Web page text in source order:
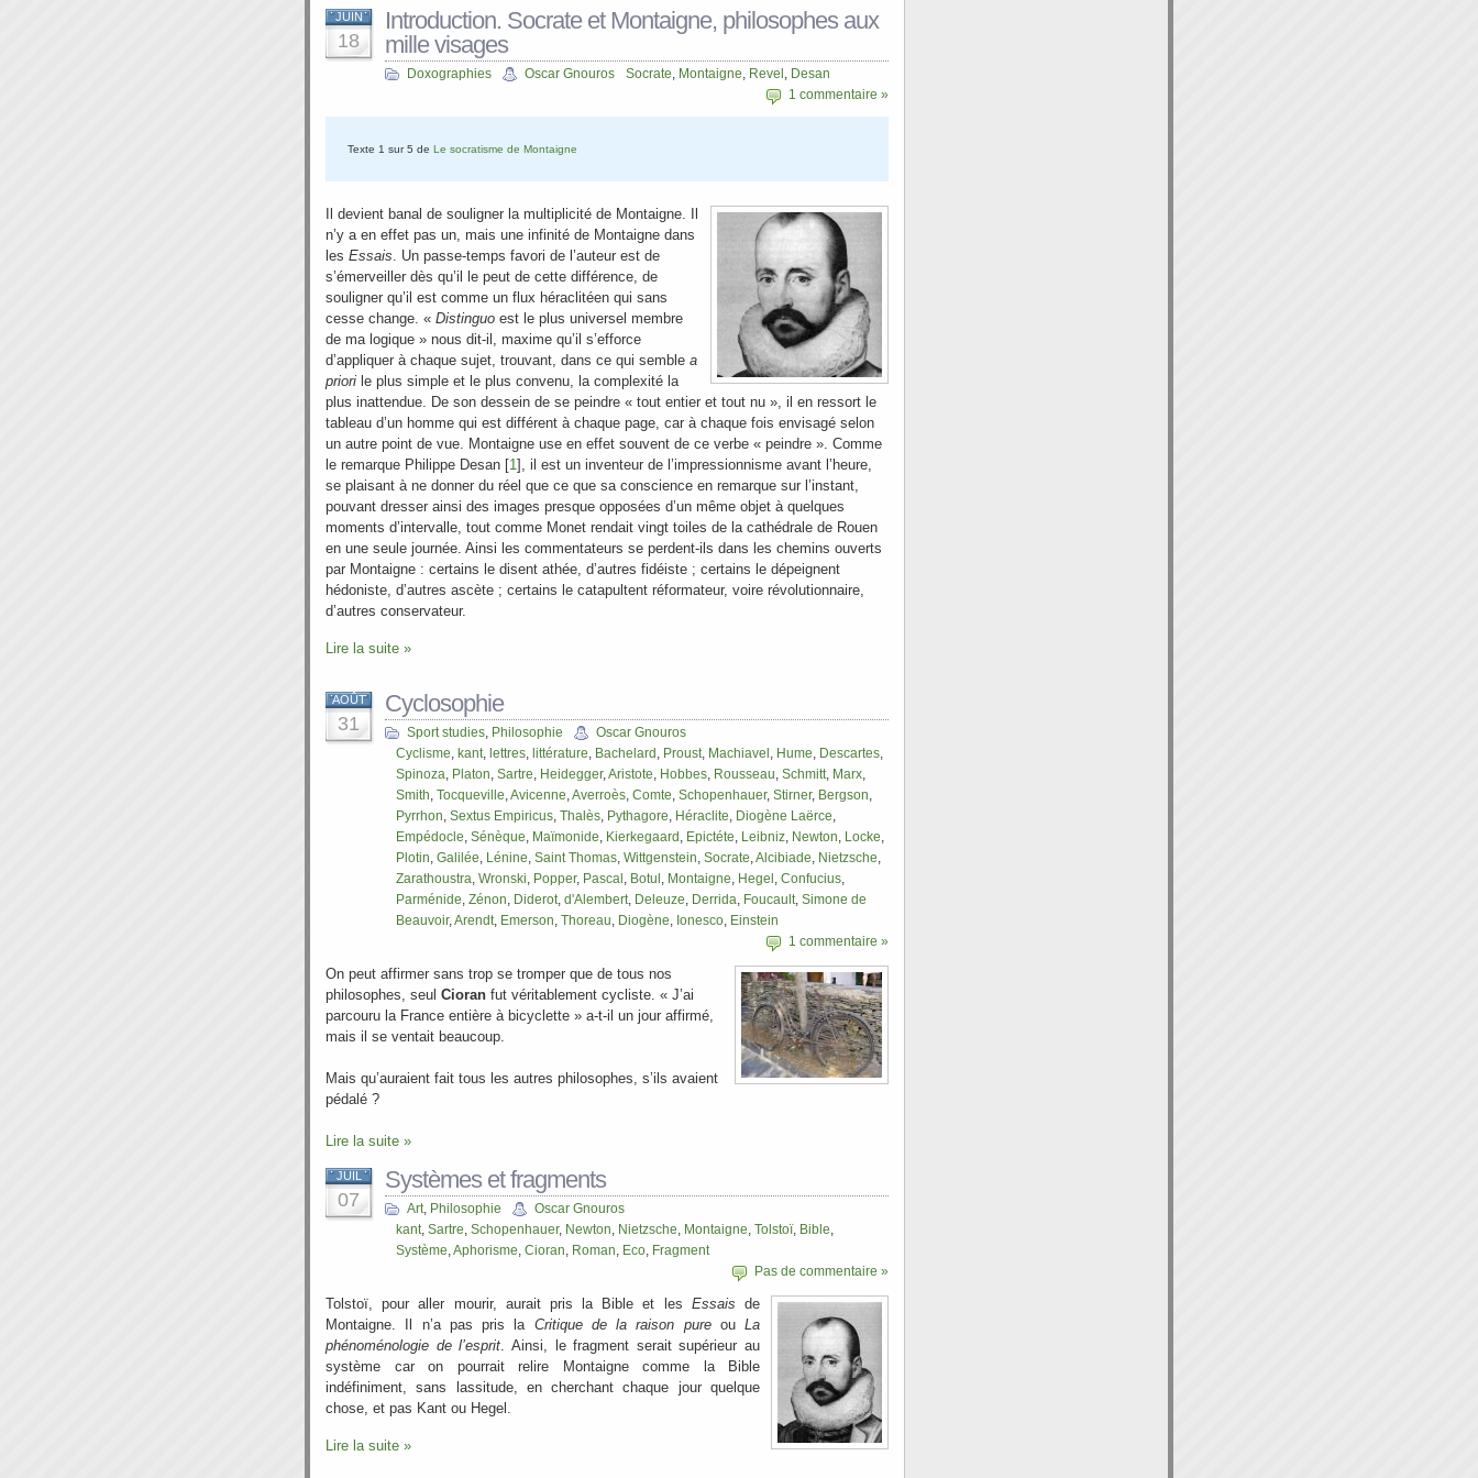
JUIN
18
Introduction. Socrate et Montaigne, philosophes aux
mille visages
Doxographies Oscar Gnouros Socrate, Montaigne, Revel , Desan
1 commentaire »
Texte 1 sur 5 de Le socratisme de Montaigne
Il devient banal de souligner la multiplicité de Montaigne. Il
n’y a en effet pas un, mais une infinité de Montaigne dans
les Essais. Un passe-temps favori de l’auteur est de
s’émerveiller dès qu’il le peut de cette différence, de
souligner qu’il est comme un flux héraclitéen qui sans
cesse change. « Distinguo est le plus universel membre
de ma logique » nous dit-il, maxime qu’il s’efforce
d’appliquer à chaque sujet, trouvant, dans ce qui semble a
priori le plus simple et le plus convenu, la complexité la
plus inattendue. De son dessein de se peindre « tout entier et tout nu », il en ressort le
tableau d’un homme qui est différent à chaque page, car à chaque fois envisagé selon
un autre point de vue. Montaigne use en effet souvent de ce verbe « peindre ». Comme
le remarque Philippe Desan [1], il est un inventeur de l’impressionnisme avant l’heure,
se plaisant à ne donner du réel que ce que sa conscience en remarque sur l’instant,
pouvant dresser ainsi des images presque opposées d’un même objet à quelques
moments d’intervalle, tout comme Monet rendait vingt toiles de la cathédrale de Rouen
en une seule journée. Ainsi les commentateurs se perdent-ils dans les chemins ouverts
par Montaigne : certains le disent athée, d’autres fidéiste ; certains le dépeignent
hédoniste, d’autres ascète ; certains le catapultent réformateur, voire révolutionnaire,
d’autres conservateur.
Lire la suite »
AOÛT
31
Cyclosophie
Sport studies, Philosophie
Oscar Gnouros
Cyclisme, kant, lettres, littérature, Bachelard , Proust, Machiavel , Hume, Descartes,
Spinoza, Platon, Sartre, Heidegger,Aristote, Hobbes, Rousseau, Schmitt, Marx,
Smith, Tocqueville,Avicenne,Averroès, Comte, Schopenhauer, Stirner, Bergson,
Pyrrhon, Sextus Empiricus, Thalès, Pythagore, Héraclite, Diogène Laërce,
Empédocle, Sénèque, Maïmonide, Kierkegaard , Epictéte, Leibniz, Newton, Locke,
Plotin, Galilée, Lénine, Saint Thomas, Wittgenstein, Socrate,Alcibiade, Nietzsche,
Zarathoustra, Wronski, Popper, Pascal , Botul , Montaigne, Hegel , Confucius,
Parménide, Zénon, Diderot, d'Alembert, Deleuze, Derrida, Foucault, Simone de
Beauvoir,Arendt, Emerson, Thoreau, Diogène, Ionesco, Einstein
1 commentaire »
On peut affirmer sans trop se tromper que de tous nos
philosophes, seul Cioran fut véritablement cycliste. « J’ai
parcouru la France entière à bicyclette » a-t-il un jour affirmé,
mais il se ventait beaucoup.
Mais qu’auraient fait tous les autres philosophes, s’ils avaient
pédalé ?
Lire la suite »
JUIL
07
Systèmes et fragments
Art, Philosophie
Oscar Gnouros
kant, Sartre, Schopenhauer, Newton, Nietzsche, Montaigne, Tolstoï, Bible,
Système,Aphorisme, Cioran, Roman, Eco, Fragment
Pas de commentaire »
Tolstoï, pour aller mourir, aurait pris la Bible et les Essais de
Montaigne. Il n’a pas pris la Critique de la raison pureou La
phénoménologie de l’esprit. Ainsi, le fragment serait supérieur au
système car on pourrait relire Montaigne comme la Bible
indéfiniment, sans lassitude, en cherchant chaque jour quelque
chose, et pas Kant ou Hegel.
Lire la suite »